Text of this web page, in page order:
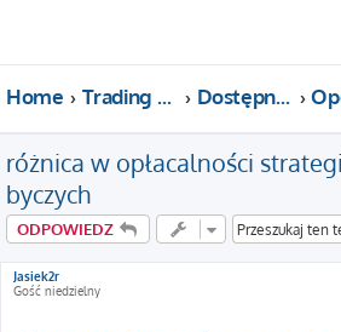
Home Trading For a Living Dostępne kategorie
różnica w opłacalności
byczych
ODPOWIEDZ
Jasiek2r
Gość niedzielny